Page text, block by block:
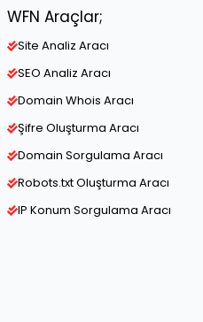
WFN Araçlar;
Site Analiz Aracı
SEO Analiz Aracı
Domain Whois Aracı
Şifre Oluşturma Aracı
Domain Sorgulama Aracı
Robots.txt Oluşturma Aracı
IP Konum Sorgulama Aracı